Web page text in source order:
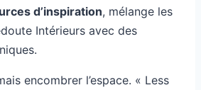
d’inspiration, mélange les
Intérieurs avec des
encombrer l’espace. « Less